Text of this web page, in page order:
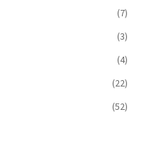
(7)
(3)
(4)
(22)
(52)